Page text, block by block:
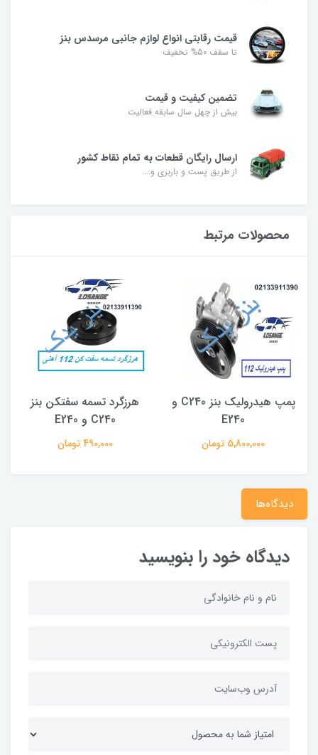
قیمت رقابتی انواع لوازم جانبی مرسدس بنز
تا سقف 50% تخفیف
تضمین کیفیت و قیمت
بیش از چهل سال سابقه فعالیت
ارسال رایگان قطعات به تمام نقاط کشور
از طریق پست و باربری و....
محصولات مرتبط
پمپ هیدرولیک بنز C240 و
E240
5,800,000 تومان
هرزگرد تسمه سفتکن بنز
C240 و E240
490,000 تومان
دیدگاه‌ها
دیدگاه خود را بنویسید